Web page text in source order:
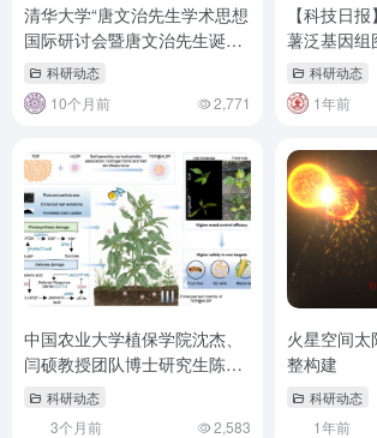
清华大学“唐文治先生学术思想
国际研讨会暨唐文治先生诞辰
160周年纪念会”在清华大学举
行
科研动态
10个月前 2,771
【科技日
薯泛基因组
科研动态
1年前
中国农业大学植保学院沈杰、
闫硕教授团队博士研究生陈静
怡发表论文 制备纳米除草剂并
解析其多维协同增效机制
科研动态
3个月前 2,583
火星空间
整构建
科研动态
1年前